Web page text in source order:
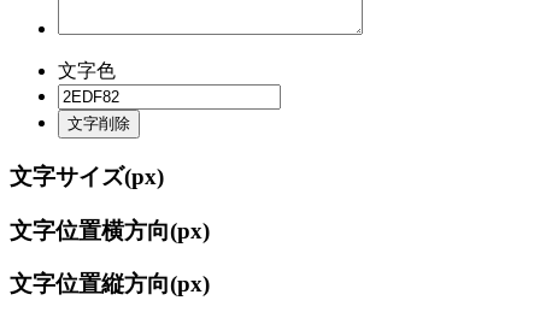
文字色
文字削除
文字サイズ(px)
文字位置横方向(px)
文字位置縦方向(px)